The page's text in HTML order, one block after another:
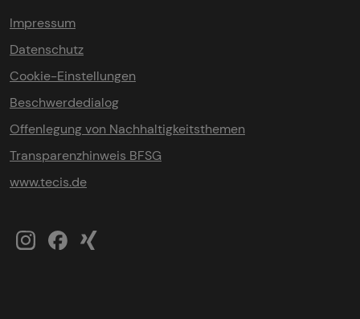
Impressum
Datenschutz
Cookie-Einstellungen
Beschwerdedialog
Offenlegung von Nachhaltigkeitsthemen
Transparenzhinweis BFSG
www.tecis.de